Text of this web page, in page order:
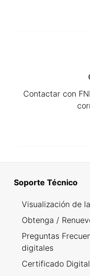
Contactar con
Soporte Técnico
Visualización de
Obtenga /
Preguntas
digitales
Certificado